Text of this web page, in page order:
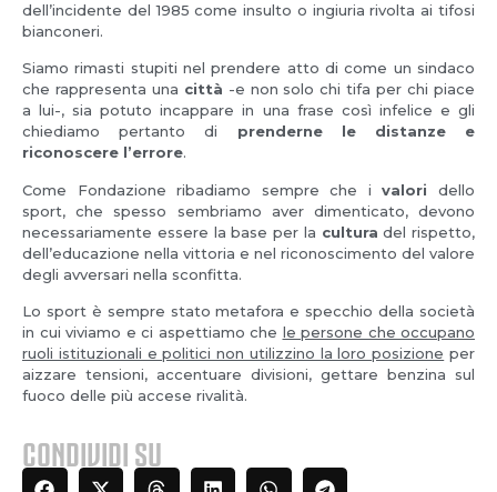
dell’incidente del 1985 come insulto o ingiuria rivolta ai tifosi
bianconeri.
Siamo rimasti stupiti nel prendere atto di come un sindaco
che rappresenta una città -e non solo chi tifa per chi piace
a lui-, sia potuto incappare in una frase così infelice e gli
chiediamo pertanto di prenderne le distanze e
riconoscere l’errore.
Come Fondazione ribadiamo sempre che ivalori dello
sport, che spesso sembriamo aver dimenticato, devono
necessariamente essere la base per la cultura del rispetto,
dell’educazione nella vittoria e nel riconoscimento del valore
degli avversari nella sconfitta.
Lo sport è sempre stato metafora e specchio della società
in cui viviamo e ci aspettiamo che le persone che occupano
ruoli istituzionali e politici non utilizzino la loro posizione per
aizzare tensioni, accentuare divisioni, gettare benzina sul
fuoco delle più accese rivalità.
CONDIVIDI SU